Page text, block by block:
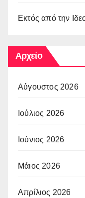
Εκτός από την
Αρχείο
Αύγουστος 2026
Ιούλιος 2026
Ιούνιος 2026
Μάιος 2026
Απρίλιος 2026